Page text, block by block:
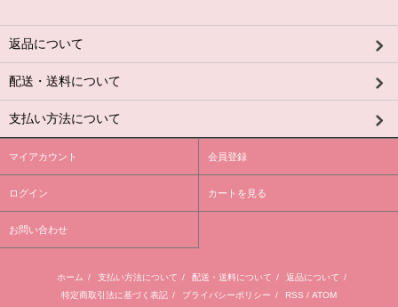
返品について
配送・送料について
支払い方法について
マイアカウント 会員登録
ログイン カートを見る
お問い合わせ
ホーム / 支払い方法について / 配送・送料について / 返品について /
特定商取引法に基づく表記 / プライバシーポリシー / RSS / ATOM